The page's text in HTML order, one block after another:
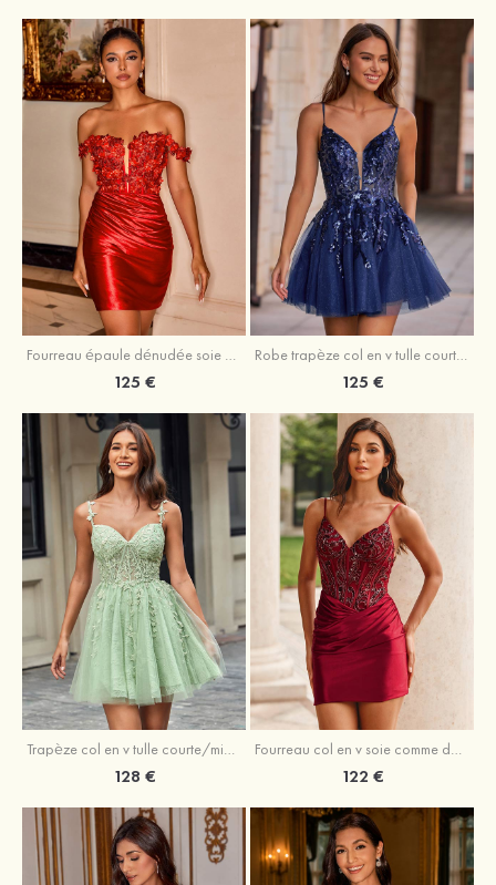
Fourreau épaule dénudée soie comme du satin courte/mini robe de fête de la rentrée
125 €
Robe trapèze col en v tulle courte/mini robe de fête de la rentrée avec poches paillettes
125 €
Trapèze col en v tulle courte/mini robe de fête de la rentrée avec perles
128 €
Fourreau col en v soie comme du satin courte/mini robe de fête de la rentrée avec paillettes
122 €